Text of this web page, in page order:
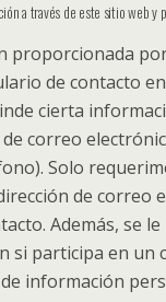
a través de este sitio web y
proporcionada
de contacto
cierta
correo
Solo
de correo
Además, se
si participa en un
información